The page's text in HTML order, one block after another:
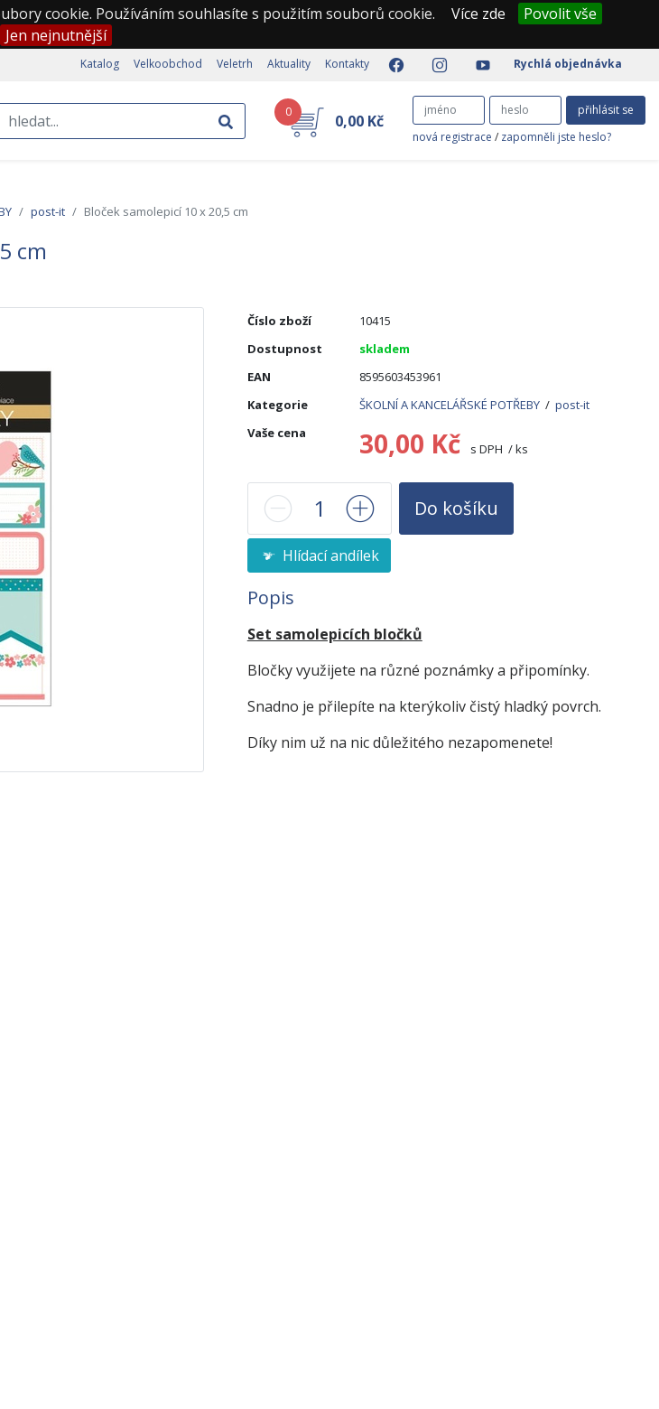
cookie. Používáním souhlasíte s použitím souborů cookie. Více zde
Povolit vše
Jen nejnutnější
Katalog Velkoobchod Veletrh Aktuality Kontakty Rychlá objednávka
0 0,00 Kč
přihlásit se
nová registrace / zapomněli jste heslo?
post-it Bloček samolepicí 10 x 20,5 cm
cm
Číslo zboží
10415
Dostupnost
skladem
EAN
8595603453961
Kategorie
ŠKOLNÍ A KANCELÁŘSKÉ POTŘEBY/ post-it
Vaše cena
30,00 Kč s DPH / ks
Do košíku
Hlídací andílek
Popis
Set samolepicích bločků
Bločky využijete na různé poznámky a připomínky.
Snadno je přilepíte na kterýkoliv čistý hladký povrch.
Díky nim už na nic důležitého nezapomenete!